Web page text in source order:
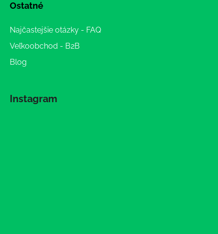
Ostatné
Najčastejšie otázky - FAQ
Veľkoobchod - B2B
Blog
Instagram